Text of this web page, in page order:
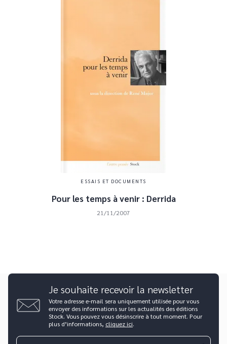
ESSAIS ET DOCUMENTS
Pour les temps à venir : Derrida
21/11/2007
Je souhaite recevoir la newsletter
Votre adresse e-mail sera uniquement utilisée pour vous
envoyer des informations sur les actualités des éditions
Stock. Vous pouvez vous désinscrire à tout moment. Pour
plus d’informations, cliquez ici.